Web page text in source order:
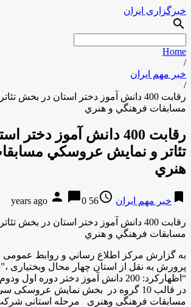
خبرگزاری ایران
search
Home
/
خبر مهم ایران
/
رقابت 400 دانش آموز دختر استان در
مسابقات فرهنگي و هنري
رقابت 400 دانش آموز
تئاتر و نمايش عروسكي
هنري
bookmark خبر مهم ایران access_time
56 years ago
person chat_bubble0
رقابت 400 دانش آموز دختر استان در
مسابقات فرهنگي و هنري
به گزارش مركز اطلاع رساني و روابط
پرورش به نقل از استان چهار محال وبختیاری
“اظهاركرد: 200 دانش آموز دختر دوره
در قالب 10 گروه در بخش نمایش
مسابقات فرهنگی وهنری مرحله استانی شرکت